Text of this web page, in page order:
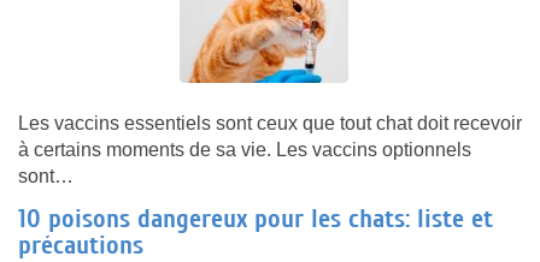
Les vaccins essentiels sont ceux que tout chat doit recevoir
à certains moments de sa vie. Les vaccins optionnels
sont…
10 poisons dangereux pour les chats: liste et
précautions